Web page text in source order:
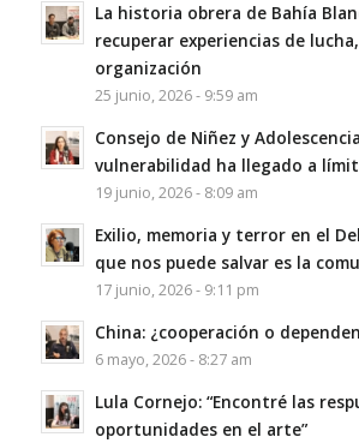
La historia obrera de Bahía
recuperar experiencias de
organización
25 junio, 2026 - 9:59 am
Consejo de Niñez y
vulnerabilidad ha llegado a
19 junio, 2026 - 8:09 am
Exilio, memoria y terror en el
que nos puede salvar es la
17 junio, 2026 - 9:11 pm
China: ¿cooperación o
6 mayo, 2026 - 8:27 am
Lula Cornejo: “Encontré las
oportunidades en el arte”